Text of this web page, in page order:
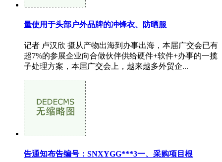
量使用于头部户外品牌的冲锋衣、防晒服
记者 卢汉欣 摄从产物出海到办事出海，本届广交会已有
超7%的参展企业向合做伙伴供给硬件+软件+办事的一揽
子处理方案，本届广交会上，越来越多外贸企...
告通知布告编号：SNXYGG***3一、采购项目根